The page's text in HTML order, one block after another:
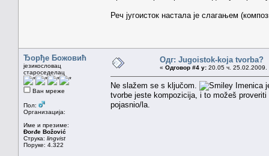
Реч југоисток настала је слагањем
Ђорђе Божовић
језикословац
староседелац
Ван мреже
Пол:
Организација:
Име и презиме:
Đorđe Božović
Струка: lingvist
Поруке: 4.322
Одг: Jugoistok-koja tvorba?
« Одговор #4 у: 20.05 ч. 25.02.2009.
Ne slažem se s ključom.
Imenica
tvorbe jeste kompozicija, i to možeš
pojasnio/la.